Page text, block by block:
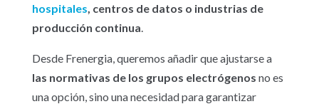
hospitales , centros de datos o industrias de
producción continua
Desde Frenergia, queremos añadir que ajustarse a
las normativas de los grupos electrógenos no es
una opción, sino una necesidad para garantizar